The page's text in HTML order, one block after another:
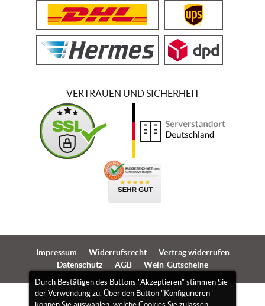
Durch Bestätigen des Buttons "Akzeptieren" stimmen Sie
der Verwendung zu. Über den Button "Konfigurieren"
VERTRAUEN UND SICHERHEIT
Impressum Widerrufsrecht
Vertrag widerrufen
Datenschutz
AGB Wein-Gutscheine